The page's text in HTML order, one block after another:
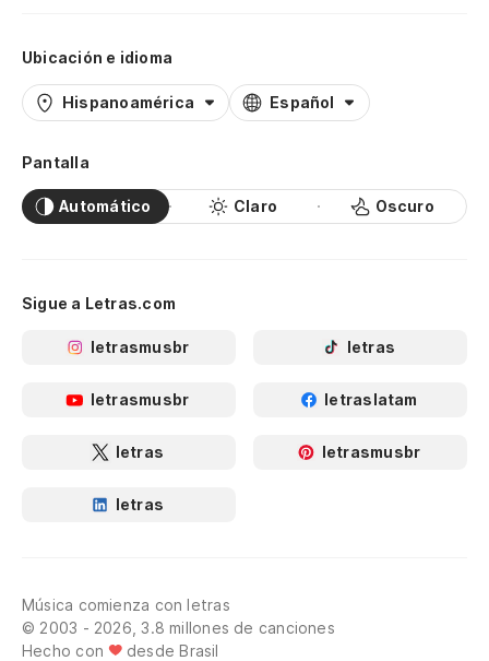
Ubicación e idioma
Hispanoamérica Español
Pantalla
Automático Claro Oscuro
Sigue a Letras.com
letrasmusbr letras
letrasmusbr letraslatam
letras letrasmusbr
letras
Música comienza con letras
© 2003 - 2026, 3.8 millones de canciones
Hecho con
desde Brasil